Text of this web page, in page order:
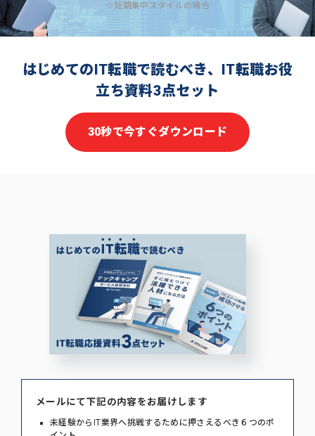
※短期集中スタイルの場合
はじめてのIT転職で読むべき、IT転職お役
立ち資料3点セット
30秒で今すぐダウンロード
メールにて下記の内容をお届けします
未経験からIT業界へ挑戦するために押さえるべき６つのポ